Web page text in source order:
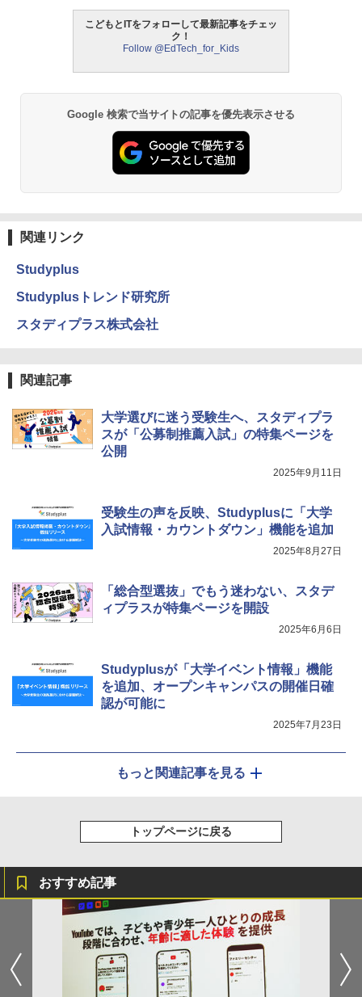
￥1,980
物理実験モデル楽器電磁気教材を教える
Galtonplatteの物理的な機器
クリエイティブトイビルド、シンプルな
ホリデープロジェクト、ギフトイベン
こどもとITをフォローして最新記事をチェッ
ク！
Follow @EdTech_for_Kids
Google 検索で当サイトの記事を優先表示させる
関連リンク
Studyplus
Studyplusトレンド研究所
スタディプラス株式会社
関連記事
大学選びに迷う受験生へ、スタディプラ
スが「公募制推薦入試」の特集ページを
公開
2025年9月11日
受験生の声を反映、Studyplusに「大学
入試情報・カウントダウン」機能を追加
2025年8月27日
「総合型選抜」でもう迷わない、スタデ
ィプラスが特集ページを開設
2025年6月6日
Studyplusが「大学イベント情報」機能
を追加、オープンキャンパスの開催日確
認が可能に
2025年7月23日
もっと関連記事を見る
トップページに戻る
おすすめ記事